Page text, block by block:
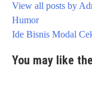
View all posts by
Post
navigation
Humor
Ide Bisnis Modal
You may like